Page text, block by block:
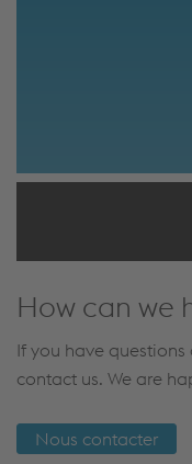
How can we
If you have
contact us. We are
Nous contacter